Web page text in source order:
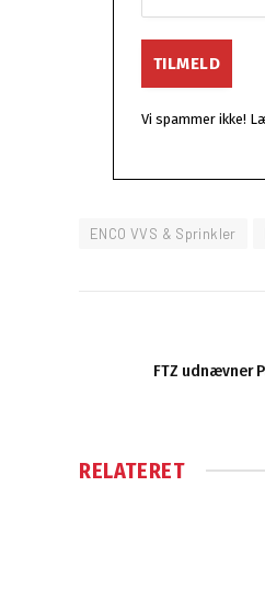
Vi spammer ikke!
ENCO VVS & Sprinkler
FTZ udnævner
RELATERET